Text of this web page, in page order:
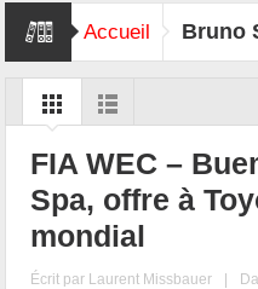
Accueil Bruno
FIA WEC –
Spa, offre à
mondial
Écrit par Laurent Missbauer |